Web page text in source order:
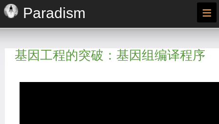
Paradism ≡
基因工程的突破：基因组编译程序